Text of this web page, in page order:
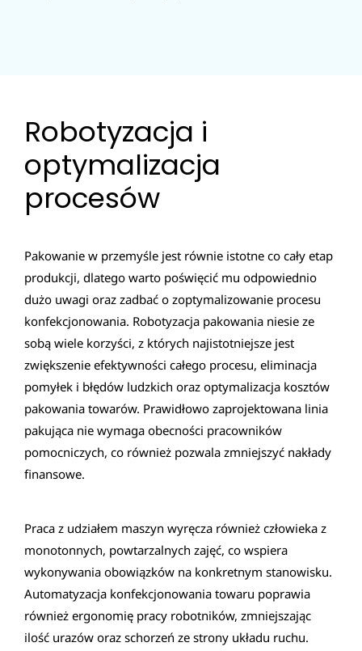
Robotyzacja i
optymalizacja
procesów
Pakowanie w przemyśle jest równie istotne co cały etap
produkcji, dlatego warto poświęcić mu odpowiednio
dużo uwagi oraz zadbać o zoptymalizowanie procesu
konfekcjonowania. Robotyzacja pakowania niesie ze
sobą wiele korzyści, z których najistotniejsze jest
zwiększenie efektywności całego procesu, eliminacja
pomyłek i błędów ludzkich oraz optymalizacja kosztów
pakowania towarów. Prawidłowo zaprojektowana linia
pakująca nie wymaga obecności pracowników
pomocniczych, co również pozwala zmniejszyć nakłady
finansowe.
Praca z udziałem maszyn wyręcza również człowieka z
monotonnych, powtarzalnych zajęć, co wspiera
wykonywania obowiązków na konkretnym stanowisku.
Automatyzacja konfekcjonowania towaru poprawia
również ergonomię pracy robotników, zmniejszając
ilość urazów oraz schorzeń ze strony układu ruchu.